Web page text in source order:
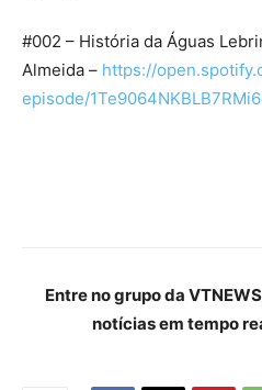
#002 – História da Águas
Almeida – https://
episode/
Entre no grupo da
notícias em tempo